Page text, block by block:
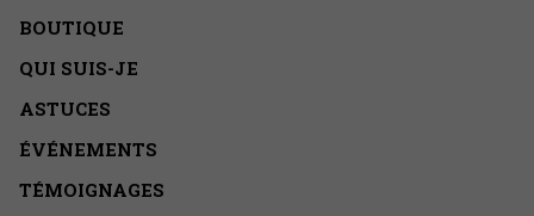
BOUTIQUE
QUI SUIS-JE
ASTUCES
ÉVÉNEMENTS
TÉMOIGNAGES